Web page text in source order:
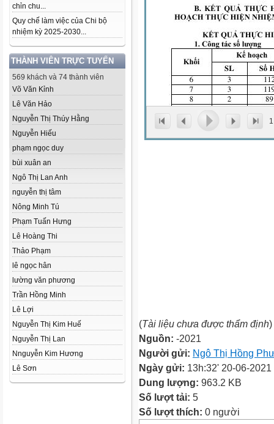
chỉn chu...
Quy chế làm việc của Chi bộ
nhiệm kỳ 2025-2030...
THÀNH VIÊN TRỰC TUYẾN
569 khách và 74 thành viên
Võ Văn Kỉnh
Lê Văn Hảo
Nguyễn Thị Thúy Hằng
Nguyễn Hiếu
phạm ngọc duy
bùi xuân an
Ngô Thị Lan Anh
nguyễn thị tâm
Nông Minh Tú
Phạm Tuấn Hưng
Lê Hoàng Thi
Thảo Phạm
lê ngọc hân
lường văn phương
Trần Hồng Minh
Lê Lợi
Nguyễn Thị Kim Huế
Nguyễn Thị Lan
Nnguyễn Kim Hương
Lê Sơn
1
(Tài liệu chưa được thẩm định)
Nguồn: -2021
Người gửi: Ngô Thị Hồng
Ngày gửi: 13h:32' 20-06-2021
Dung lượng: 963.2 KB
Số lượt tải: 5
Số lượt thích: 0 người